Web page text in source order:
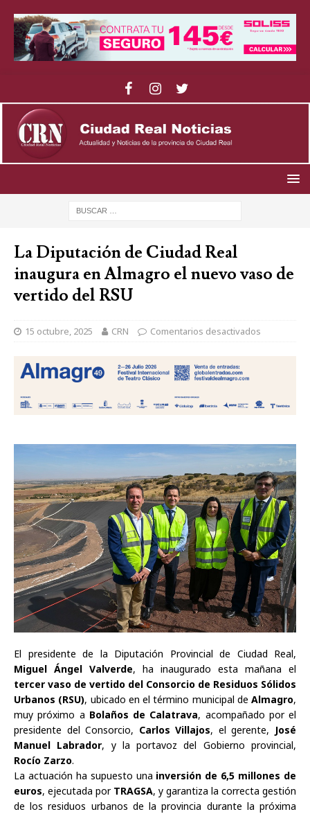
La Diputación de Ciudad Real
inaugura en Almagro el nuevo vaso de
vertido del RSU
15 octubre, 2025 CRN Comentarios desactivados
El presidente de la Diputación Provincial de Ciudad Real,
Miguel Ángel Valverde, ha inaugurado esta mañana el
tercer vaso de vertido del Consorcio de Residuos Sólidos
Urbanos (RSU), ubicado en el término municipal de Almagro,
muy próximo a Bolaños de Calatrava, acompañado por el
presidente del Consorcio, Carlos Villajos, el gerente, José
Manuel Labrador, y la portavoz del Gobierno provincial,
Rocío Zarzo.
La actuación ha supuesto una inversión de 6,5 millones de
euros, ejecutada por TRAGSA, y garantiza la correcta gestión
de los residuos urbanos de la provincia durante la próxima